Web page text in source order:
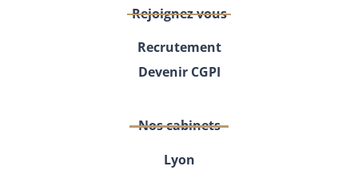
Rejoignez vous
Recrutement
Devenir CGPI
Nos cabinets
Lyon